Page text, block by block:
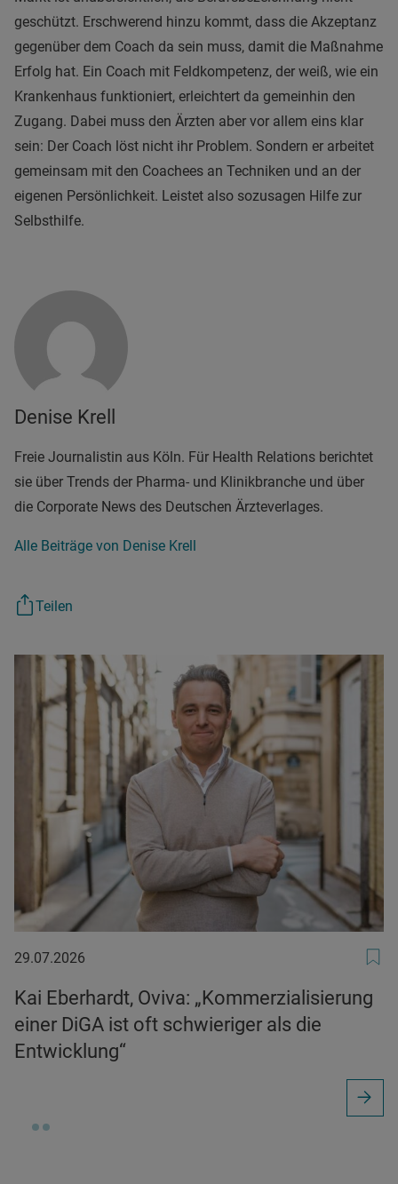
geschützt. Erschwerend hinzu kommt, dass die Akzeptanz
gegenüber dem Coach da sein muss, damit die Maßnahme
Erfolg hat. Ein Coach mit Feldkompetenz, der weiß, wie ein
Krankenhaus funktioniert, erleichtert da gemeinhin den
Zugang. Dabei muss den Ärzten aber vor allem eins klar
sein: Der Coach löst nicht ihr Problem. Sondern er arbeitet
gemeinsam mit den Coachees an Techniken und an der
eigenen Persönlichkeit. Leistet also sozusagen Hilfe zur
Selbsthilfe.
Denise Krell
Freie Journalistin aus Köln. Für Health Relations berichtet
sie über Trends der Pharma- und Klinikbranche und über
die Corporate News des Deutschen Ärzteverlages.
Alle Beiträge von Denise Krell
Teilen
29.07.2026
29.07.2026
Kai Eberhardt, Oviva: „Kommerzialisierung
einer DiGA ist oft schwieriger als die
Entwicklung“